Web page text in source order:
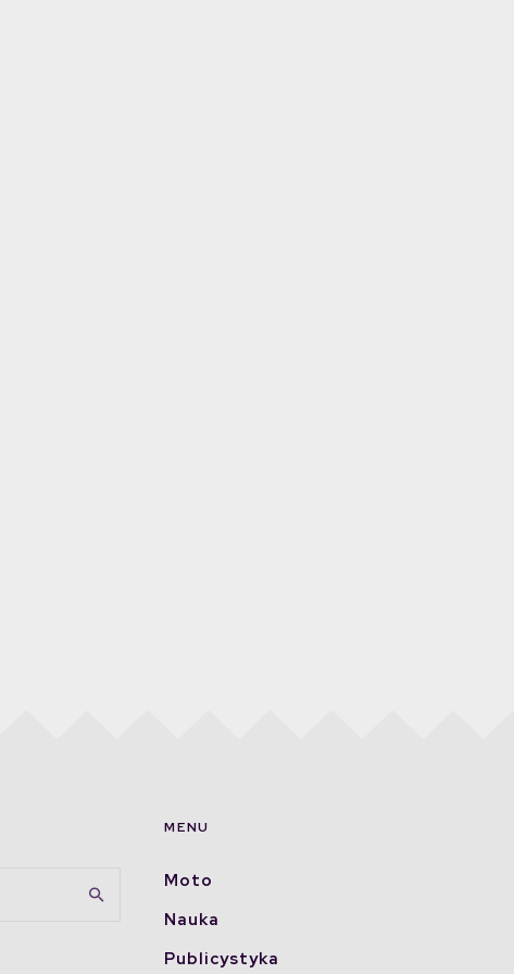
MENU
Moto
Nauka
Publicystyka